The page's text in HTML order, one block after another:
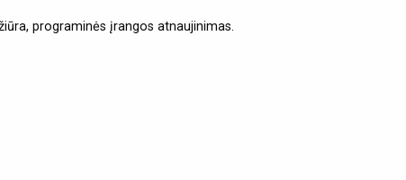
programinės įrangos atnaujinimas.